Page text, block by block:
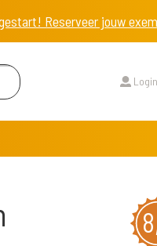
Reserveer jouw
Login